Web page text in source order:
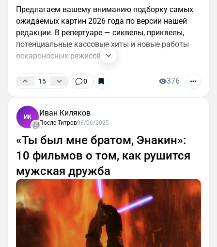
Предлагаем вашему вниманию подборку самых
ожидаемых картин 2026 года по версии нашей
редакции. В репертуаре — сиквелы, приквелы,
потенциальные кассовые хиты и новые работы
оскароносных режиссёров.
15 0 376
ИК Иван Киляков
После Титров08/06/2025
«Ты был мне братом, Энакин»:
10 фильмов о том, как рушится
мужская дружба